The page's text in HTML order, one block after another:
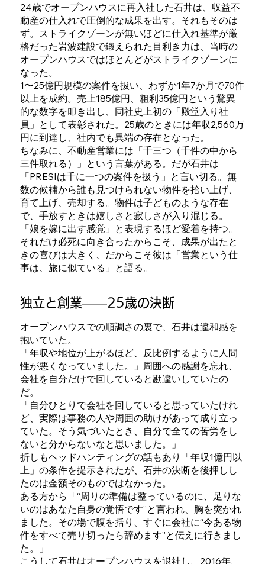
24歳でオープンハウスに再入社した石井は、収益不
動産の仕入れで圧倒的な成果を出す。それもそのは
ず。ストライクゾーンが無いほどに仕入れ基準が厳
格だった岩波建設で鍛えられた目利き力は、当時の
オープンハウスではほとんどがストライクゾーンに
なった。
1〜25億円規模の案件を扱い、わずか1年7か月で70件
以上を成約。売上185億円、粗利35億円という驚異
的な数字を叩き出し、同社史上初の「殿堂入り社
員」として表彰された。25歳のときには年収2,560万
円に到達し、社内でも異端の存在となった。
ちなみに、不動産営業には「千三つ（千件の中から
三件取れる）」という言葉がある。だが石井は
「PRESIは千に一つの案件を扱う」と言い切る。無
数の候補から誰も見つけられない物件を拾い上げ、
育て上げ、売却する。物件は子どものような存在
で、手放すときは嬉しさと寂しさが入り混じる。
「娘を嫁に出す感覚」と表現するほど愛着を持つ。
それだけ必死に向き合ったからこそ、成果が出たと
きの喜びは大きく、だからこそ彼は「営業という仕
事は、旅に似ている」と語る。
独立と創業——25歳の決断
オープンハウスでの順調さの裏で、石井は違和感を
抱いていた。
「年収や地位が上がるほど、反比例するように人間
性が悪くなっていました。」周囲への感謝を忘れ、
会社を自分だけで回していると勘違いしていたの
だ。
「自分ひとりで会社を回していると思っていたけれ
ど、実際は事務の人や周囲の助けがあって成り立っ
ていた。そう気づいたとき、自分で全ての苦労をし
ないと分からないなと思いました。」
折しもヘッドハンティングの話もあり「年収1億円以
上」の条件を提示されたが、石井の決断を後押しし
たのは金額そのものではなかった。
ある方から「“周りの準備は整っているのに、足りな
いのはあなた自身の覚悟です”と言われ、胸を突かれ
ました。その場で腹を括り、すぐに会社に“今ある物
件をすべて売り切ったら辞めます”と伝えに行きまし
た。」
こうして石井はオープンハウスを退社し、2016年、